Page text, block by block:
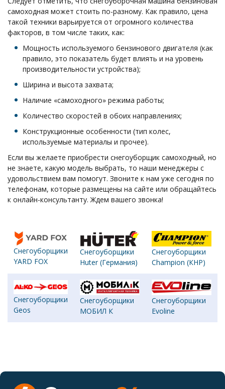
самоходная может стоить по-разному. Как правило, цена
такой техники варьируется от огромного количества
факторов, в том числе таких, как:
Мощность используемого бензинового двигателя (как
правило, это показатель будет влиять и на уровень
производительности устройства);
Ширина и высота захвата;
Наличие «самоходного» режима работы;
Количество скоростей в обоих направлениях;
Конструкционные особенности (тип колес,
используемые материалы и прочее).
Если вы желаете приобрести снегоуборщик самоходный, но
не знаете, какую модель выбрать, то наши менеджеры с
удовольствием вам помогут. Звоните к нам уже сегодня по
телефонам, которые размещены на сайте или обращайтесь
к онлайн-консультанту. Ждем вашего звонка!
Снегоуборщики
YARD FOX
Снегоуборщики
Huter (Германия)
Снегоуборщики
Champion (КНР)
Снегоуборщики
Geos
Снегоуборщики
МОБИЛ К
Снегоуборщики
Evoline